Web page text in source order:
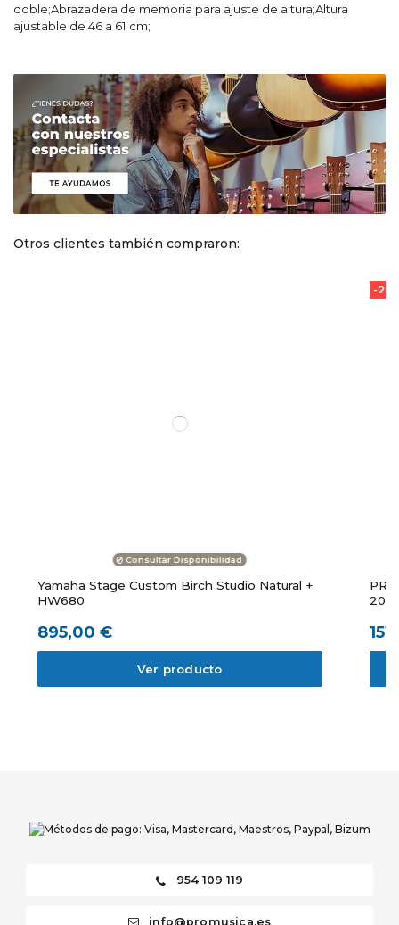
doble;Abrazadera de memoria para ajuste de altura;Altura
ajustable de 46 a 61 cm;
Otros clientes también compraron:
Consultar Disponibilidad
Yamaha Stage Custom Birch Studio Natural +
HW680
895,00 €
Ver producto
-
954 109 119
info@promusica.es